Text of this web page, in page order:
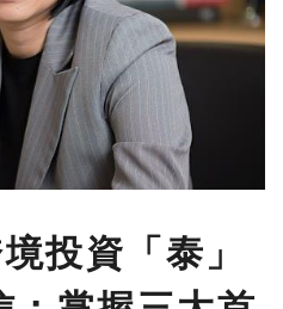
投資「泰」